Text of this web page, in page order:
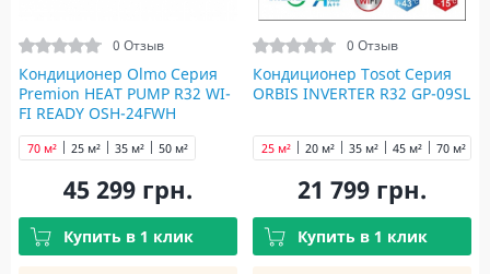
0 Отзыв
Кондиционер Olmo Серия
Premion HEAT PUMP R32 WI-
FI READY OSH-24FWH
25 м² 35 м² 50 м²
70 м²
45 299 грн.
Купить в 1 клик
0 Отзыв
Кондиционер Tosot Серия
ORBIS INVERTER R32 GP-09SL
20 м²
25 м² 35 м² 45 м² 70 м²
21 799 грн.
Купить в 1 клик